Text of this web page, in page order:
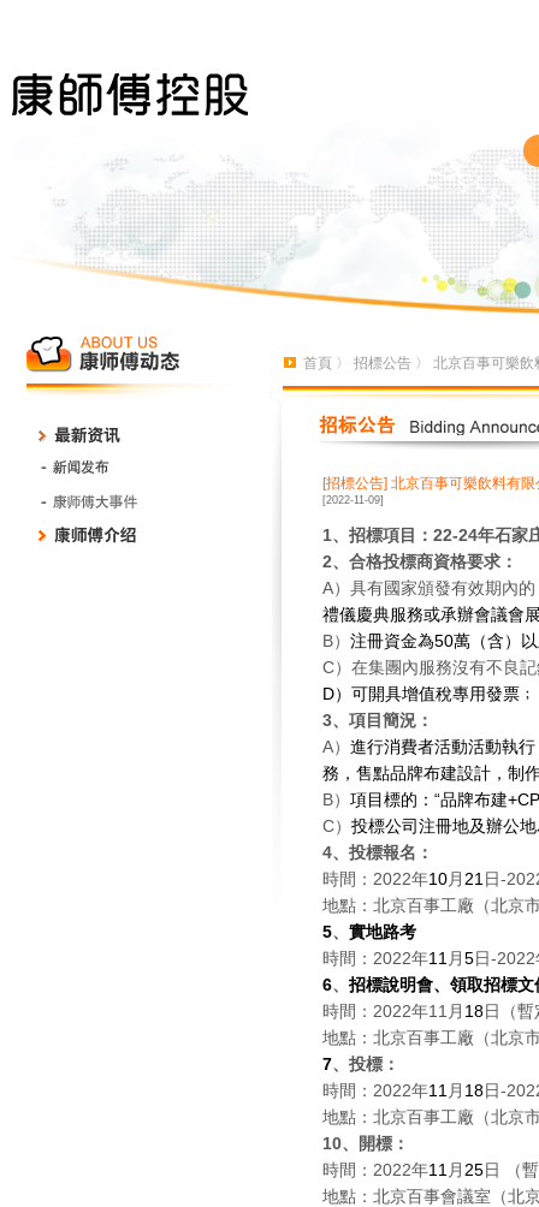
首頁 〉 招標公告 〉 北京百事可樂
[招標公告] 北京百事可樂飲料有
[2022-11-09]
1、招標項目： 22-24年石家
2、合格投標商資格要求：
A）具有國家頒發有效期內
禮儀慶典服務或承辦會議會
B） 注冊資金為50萬（含）
C）在集團內服務沒有不良
D）可開具增值稅專用發票﹔
3、項目簡況：
A） 進行消費者活動活動執
務，售點品牌布建設計，制
B） 項目標的：“品牌布建+CP
C） 投標公司注冊地及辦公
4、投標報名：
時間： 2022年10月 21 日-
地點：北京百事工廠（北京
5、 實地路考
時間： 2022年11 月5日-2022
6、 招標說明會、領取招標文
時間： 2022年11 月 18日（暫
地點：北京百事工廠（北京
7、投標：
時間： 2022年11 月 18日-
地點：北京百事工廠（北京
10、開標：
時間： 2022年11 月 25日 （
地點：北京百事會議室（北